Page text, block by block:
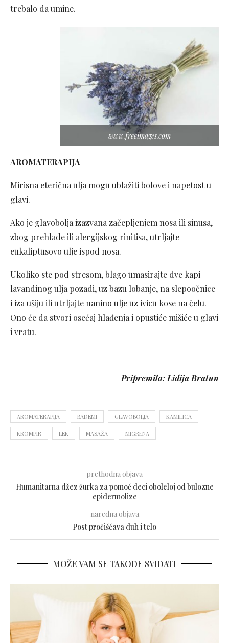
trebalo da umine.
www.freeimages.com
AROMATERAPIJA
Mirisna eterična ulja mogu ublažiti bolove i napetost u
glavi.
Ako je glavobolja izazvana začepljenjem nosa ili sinusa,
zbog prehlade ili alergijskog rinitisa, utrljajte
eukaliptusovo ulje ispod nosa.
Ukoliko ste pod stresom, blago umasirajte dve kapi
lavandinog ulja pozadi, uz bazu lobanje, na slepoočnice
i iza ušiju ili utrljajte nanino ulje uz ivicu kose na čelu.
Ono će da stvori osećaj hlađenja i opustiće mišiće u glavi
i vratu.
Pripremila: Lidija Bratun
AROMATERAPIJA BADEMI GLAVOBOLJA KAMILICA
KROMPIR LEK MASAŽA MIGRENA
prethodna objava
Humanitarna džez žurka za pomoć deci oboleloj od bulozne
epidermolize
naredna objava
Post pročišćava duh i telo
MOŽE VAM SE TAKOĐE SVIĐATI